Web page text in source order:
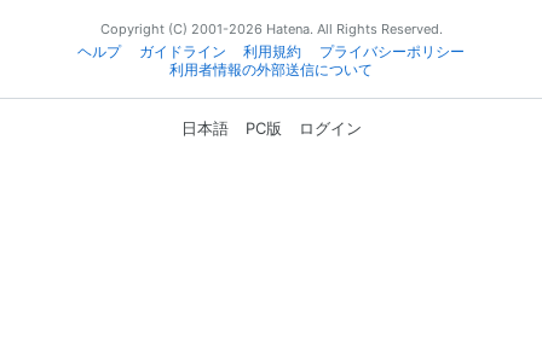
Copyright (C) 2001-2026 Hatena. All Rights Reserved.
ヘルプ
ガイドライン 利用規約
プライバシーポリシー
利用者情報の外部送信について
日本語 PC版 ログイン